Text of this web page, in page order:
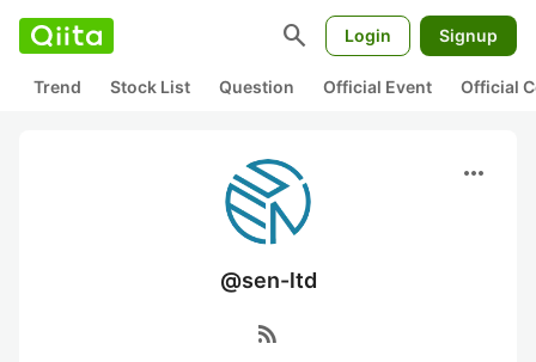
search Login Signup
Trend Stock List Question Official Event Official
more_horiz
@sen-ltd
rss_feed